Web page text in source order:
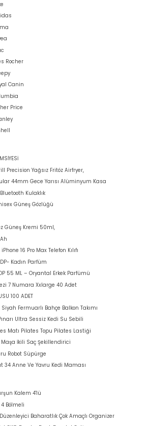
Rocher
Canin
Price
Precision Yağsız Fritöz Airfryer,
44mm Gece Yarısı Alüminyum Kasa
Kulaklık
Güneş Gözlüğü
Güneş Kremi 50ml,
16 Pro Max Telefon Kılıfı
Kadın Parfüm
55 ML – Oryantal Erkek Parfümü
7 Numara Xxlarge 40 Adet
100 ADET
Siyah Fermuarlı Bahçe Balkon Takımı
Ultra Sessiz Kedi Su Sebili
Matı Pilates Topu Pilates Lastiği
İkili Saç Şekillendirici
Robot Süpürge
34 Anne Ve Yavru Kedi Maması
Kalem 4'lü
Bölmeli
Baharatlık Çok Amaçlı Organizer